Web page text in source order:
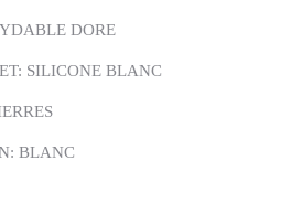
DORE
SILICONE BLANC
BLANC